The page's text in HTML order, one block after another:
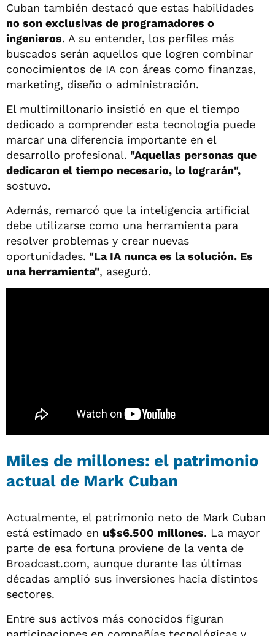
Cuban también destacó que estas habilidades
no son exclusivas de programadores o
ingenieros. A su entender, los perfiles más
buscados serán aquellos que logren combinar
conocimientos de IA con áreas como finanzas,
marketing, diseño o administración.
El multimillonario insistió en que el tiempo
dedicado a comprender esta tecnología puede
marcar una diferencia importante en el
desarrollo profesional. "Aquellas personas que
dedicaron el tiempo necesario, lo lograrán",
sostuvo.
Además, remarcó que la inteligencia artificial
debe utilizarse como una herramienta para
resolver problemas y crear nuevas
oportunidades. "La IA nunca es la solución. Es
una herramienta", aseguró.
Miles de millones: el patrimonio
actual de Mark Cuban
Actualmente, el patrimonio neto de Mark Cuban
está estimado en u$s6.500 millones. La mayor
parte de esa fortuna proviene de la venta de
Broadcast.com, aunque durante las últimas
décadas amplió sus inversiones hacia distintos
sectores.
Entre sus activos más conocidos figuran